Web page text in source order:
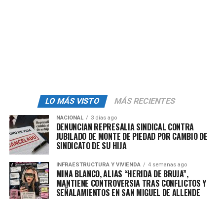
LO MÁS VISTO MÁS RECIENTES
NACIONAL 3 días ago
DENUNCIAN REPRESALIA SINDICAL CONTRA
JUBILADO DE MONTE DE PIEDAD POR CAMBIO DE
SINDICATO DE SU HIJA
INFRAESTRUCTURA Y VIVIENDA 4 semanas ago
MINA BLANCO, ALIAS “HERIDA DE BRUJA”,
MANTIENE CONTROVERSIA TRAS CONFLICTOS Y
SEÑALAMIENTOS EN SAN MIGUEL DE ALLENDE